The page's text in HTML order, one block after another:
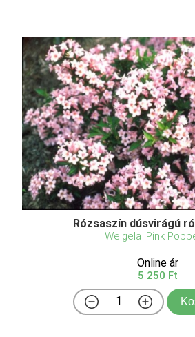
Rózsaszín dúsvirágú
Weigela 'Pink
Online ár
5 250 Ft